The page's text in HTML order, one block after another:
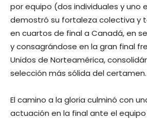
por equipo (dos individuales y uno
demostró su fortaleza colectiva y
en cuartos de final a Canadá, en
y consagrándose en la gran final
Unidos de Norteamérica,
selección más sólida del certamen.
El camino a la gloria culminó con
actuación en la final ante el